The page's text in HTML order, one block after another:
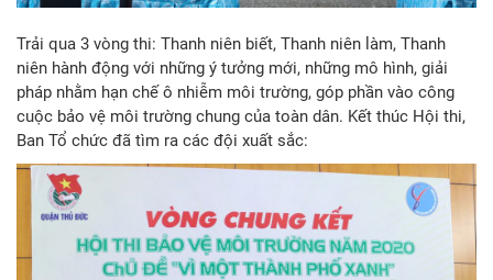
Trải qua 3 vòng thi: Thanh niên biết, Thanh niên làm, Thanh
niên hành động với những ý tưởng mới, những mô hình, giải
pháp nhằm hạn chế ô nhiễm môi trường, góp phần vào công
cuộc bảo vệ môi trường chung của toàn dân. Kết thúc Hội thi,
Ban Tổ chức đã tìm ra các đội xuất sắc: